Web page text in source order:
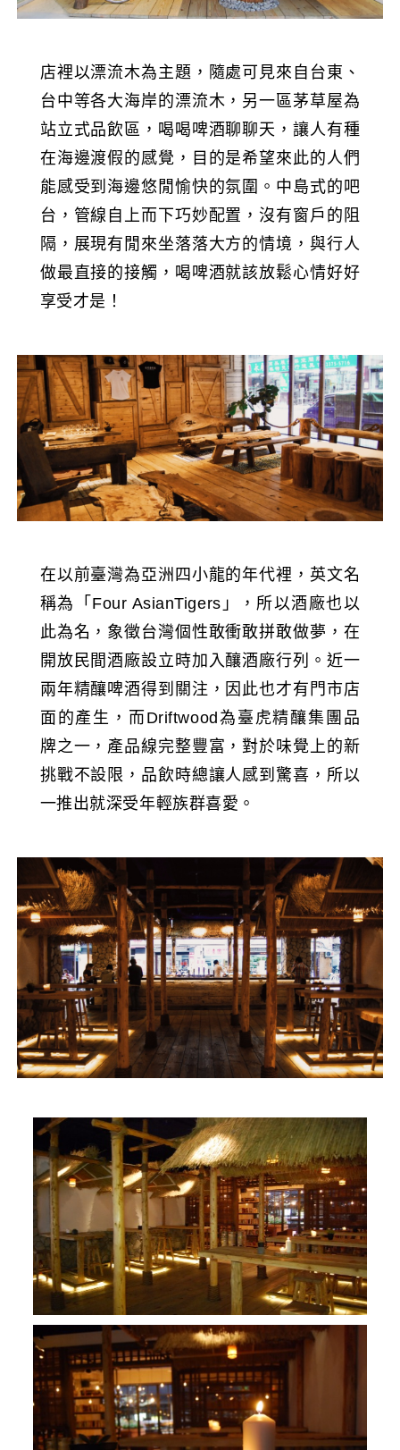
店裡以漂流木為主題，隨處可見來自台東、
台中等各大海岸的漂流木，另一區茅草屋為
站立式品飲區，喝喝啤酒聊聊天，讓人有種
在海邊渡假的感覺，目的是希望來此的人們
能感受到海邊悠閒愉快的氛圍。中島式的吧
台，管線自上而下巧妙配置，沒有窗戶的阻
隔，展現有閒來坐落落大方的情境，與行人
做最直接的接觸，喝啤酒就該放鬆心情好好
享受才是！
在以前臺灣為亞洲四小龍的年代裡，英文名
稱為「Four AsianTigers」，所以酒廠也以
此為名，象徵台灣個性敢衝敢拼敢做夢，在
開放民間酒廠設立時加入釀酒廠行列。近一
兩年精釀啤酒得到關注，因此也才有門市店
面的產生，而Driftwood為臺虎精釀集團品
牌之一，產品線完整豐富，對於味覺上的新
挑戰不設限，品飲時總讓人感到驚喜，所以
一推出就深受年輕族群喜愛。